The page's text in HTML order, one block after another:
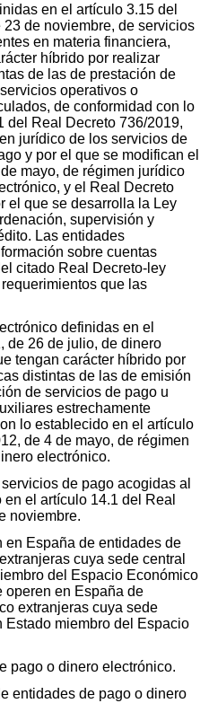
en el artículo 3.15 del
de noviembre, de servicios
en materia financiera,
híbrido por realizar
de las de prestación de
operativos o
de conformidad con lo
del Real Decreto 736/2019,
jurídico de los servicios de
y por el que se modifican el
mayo, de régimen jurídico
y el Real Decreto
el que se desarrolla la Ley
supervisión y
Las entidades
sobre cuentas
citado Real Decreto-ley
que las
definidas en el
de 26 de julio, de dinero
tengan carácter híbrido por
distintas de las de emisión
de servicios de pago u
estrechamente
lo establecido en el artículo
de 4 de mayo, de régimen
electrónico.
de pago acogidas al
el artículo 14.1 del Real
noviembre.
en España de entidades de
cuya sede central
del Espacio Económico
operen en España de
extranjeras cuya sede
Estado miembro del Espacio
pago o dinero electrónico.
entidades de pago o dinero